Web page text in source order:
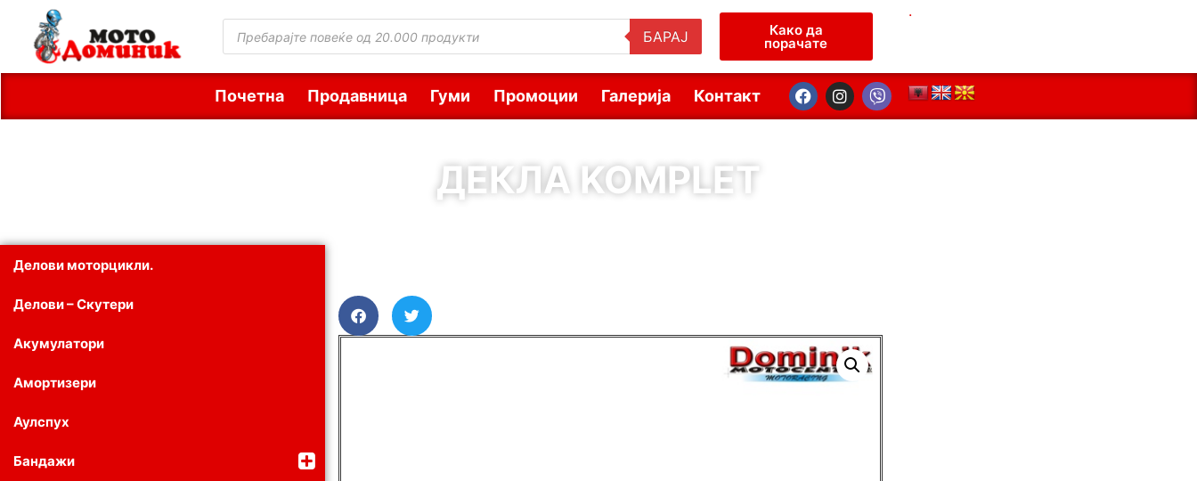
БАРАЈ Како да
порачате
.
Почетна Продавница Гуми Промоции Галерија Контакт
ДЕКЛА KOMPLET
Делови моторцикли.
Делови – Скутери
Акумулатори
Амортизери
Аулспух
Бандажи